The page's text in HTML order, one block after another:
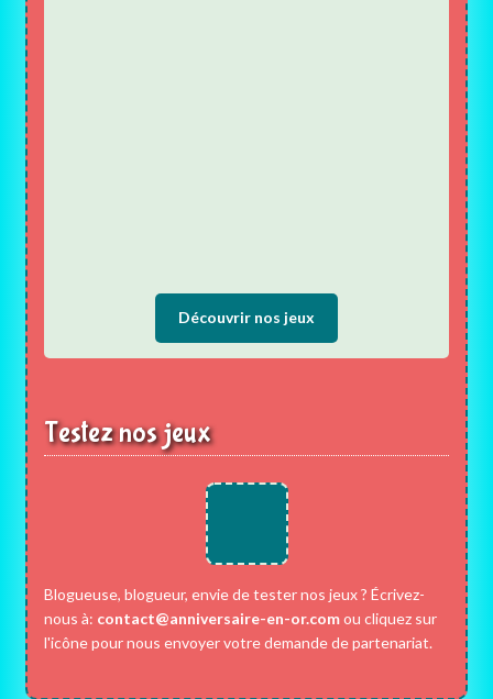
Découvrir nos jeux
Testez nos jeux
Blogueuse, blogueur, envie de tester nos jeux ? Écrivez-
nous à: contact@anniversaire-en-or.comou cliquez sur
l'icône pour nous envoyer votre demande de partenariat.